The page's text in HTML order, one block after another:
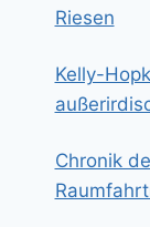
Riesen
Kelly-
Chronik